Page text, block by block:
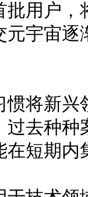
批用户
元宇宙
新兴
过去种
在短期内